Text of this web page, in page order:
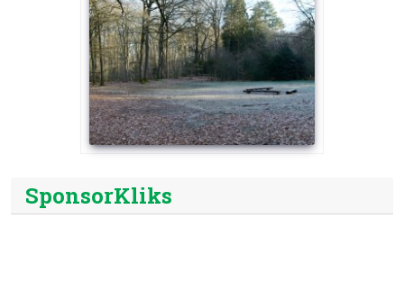
SponsorKliks